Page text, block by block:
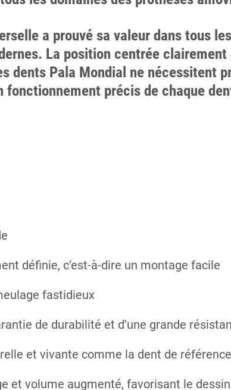
a prouvé sa valeur dans tous
La position centrée
dents Pala Mondial ne nécessitent
fonctionnement précis de chaque
définie, c’est-à-dire un montage facile
fastidieux
de durabilité et d’une grande
et vivante comme la dent de
et volume augmenté, favorisant le